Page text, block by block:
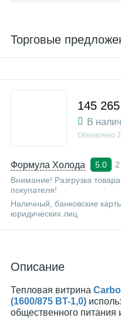
Торговые
Формула Холода 5.0
Внимание! Разгрузка
покупателя!
Наличный, банковские
юридических лиц
145
В
Обновлено
Описание
Тепловая витрина
(1600/875 BT-1,0)
общественного питания